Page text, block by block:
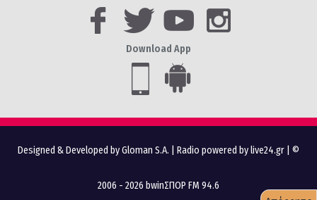
Download App
Designed & Developed by Gloman S.A. Radio powered by live24.gr | ©
2006 - 2026 bwinΣΠΟΡ FM 94.6